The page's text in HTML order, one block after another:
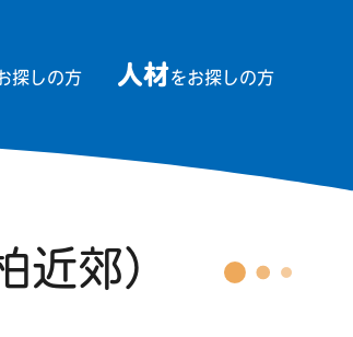
探しの方 人材をお探しの方
分）
郊）